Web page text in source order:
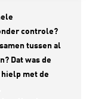
controle?
tussen al
Dat was de
met de